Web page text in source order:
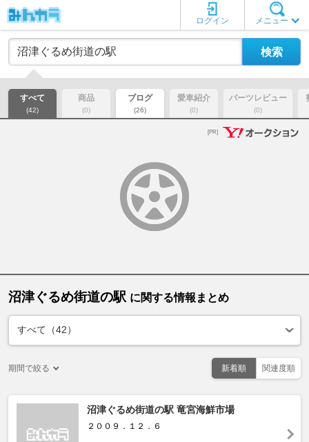
メニュー
ログイン
すべて
(42)
商品
(0)
ブログ
(26)
愛車紹介
(0)
パーツレビュー
(0)
[PR]
沼津ぐるめ街道の駅 に関する情報まとめ
期間で絞る 新着順 関連度順
沼津ぐるめ街道の駅 竜宮海鮮市場
２００９．１２．６